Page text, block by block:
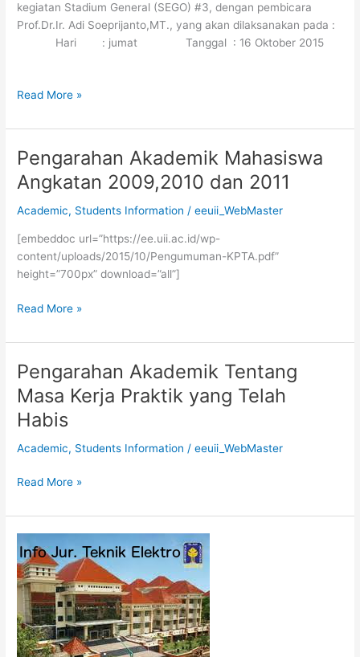
kegiatan Stadium General (SEGO) #3, dengan pembicara
Prof.Dr.Ir. Adi Soeprijanto,MT., yang akan dilaksanakan pada :
Hari : jumat Tanggal : 16 Oktober 2015
Read More »
Pengarahan Akademik Mahasiswa
Angkatan 2009,2010 dan 2011
Academic, Students Information /eeuii_WebMaster
[embeddoc url=”https://ee.uii.ac.id/wp-
content/uploads/2015/10/Pengumuman-KPTA.pdf”
height=”700px” download=”all”]
Pengarahan
Akademik
Mahasiswa
Angkatan
dan
2011
Read More »
Pengarahan Akademik Tentang
Masa Kerja Praktik yang Telah
Habis
Academic, Students Information /eeuii_WebMaster
Pengarahan
Akademik
Tentang
Masa
Praktik
Telah
Read More »
PENERIMA
BEASISWA
B3P
SEMESTER
GANJIL
2015/2016